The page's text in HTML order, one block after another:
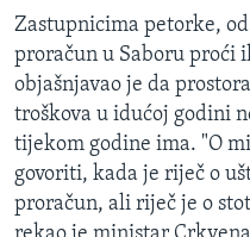
Zastupnicima petorke,
proračun u Saboru proći
objašnjavao je da
troškova u idućoj godini
tijekom godine ima. "O
govoriti, kada je riječ o
proračun, ali riječ je o